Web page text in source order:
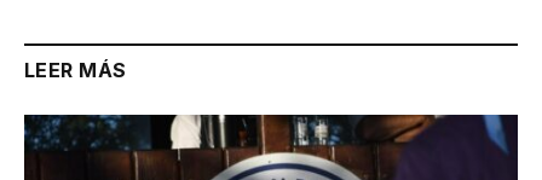
LEER MÁS